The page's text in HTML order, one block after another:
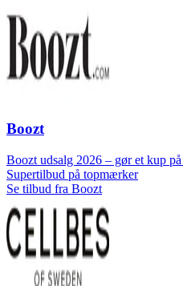
Boozt
Boozt udsalg 2026 – gør et kup
Supertilbud på topmærker
Se tilbud fra Boozt